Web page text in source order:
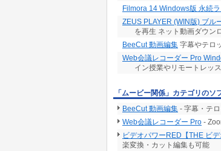
Filmora 14 Windows版 永続
ZEUS PLAYER (WIN版) ブル
を再生 ネット動画ダウン
BeeCut 動画編集 字幕やテロ
Web会議レコーダー Pro
イン授業やリモートレッ
「ムービー関係」カテゴリのソ
BeeCut 動画編集 - 字幕・テ
Web会議レコーダー Pro -
ビデオパワーRED【THE ビデ
楽変換・カット編集も可能